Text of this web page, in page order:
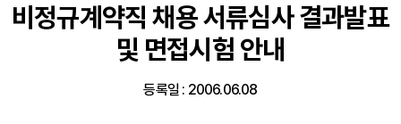
비정규계약직 채용 서류심사 결과발표
및 면접시험 안내
등록일 : 2006.06.08